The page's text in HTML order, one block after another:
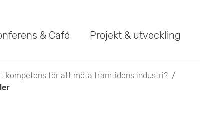
& Café Projekt & utveckling
kompetens för att möta framtidens industri?/